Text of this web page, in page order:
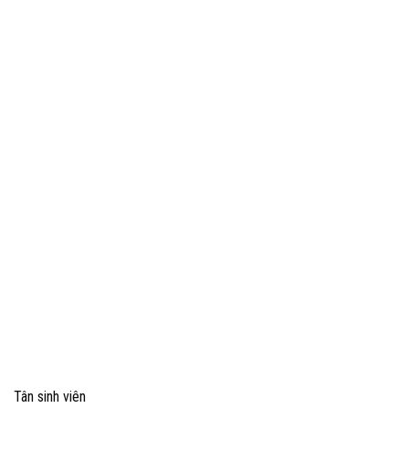
Tân sinh viên